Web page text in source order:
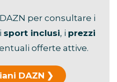
per consultare i
sport inclusi, i prezzi
offerte attive.
DAZN